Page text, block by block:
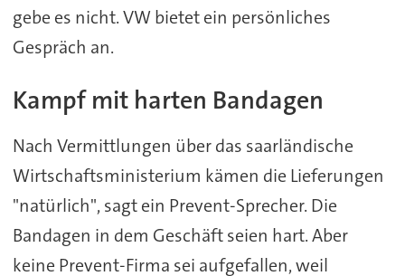
gebe es nicht. VW bietet ein persönliches
Gespräch an.
Kampf mit harten Bandagen
Nach Vermittlungen über das saarländische
Wirtschaftsministerium kämen die Lieferungen
"natürlich", sagt ein Prevent-Sprecher. Die
Bandagen in dem Geschäft seien hart. Aber
keine Prevent-Firma sei aufgefallen, weil